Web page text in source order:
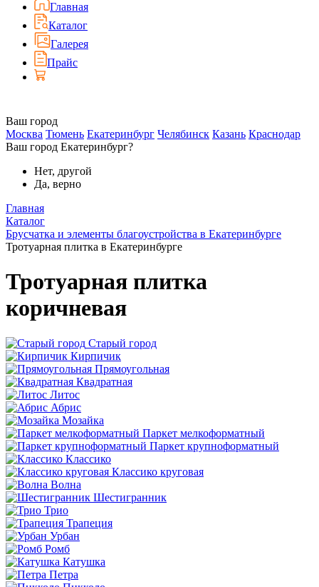
Главная
Каталог
Галерея
Прайс
Ваш город
Москва Тюмень Екатеринбург Челябинск Казань Краснодар
Ваш город Екатеринбург?
Нет, другой
Да, верно
Главная
Каталог
Брусчатка и элементы благоустройства в Екатеринбурге
Тротуарная плитка в Екатеринбурге
Тротуарная плитка
коричневая
Старый город
Кирпичик
Прямоугольная
Квадратная
Литос
Абрис
Мозайка
Паркет мелкоформатный
Паркет крупноформатный
Классико
Классико круговая
Волна
Шестигранник
Трио
Трапеция
Урбан
Ромб
Катушка
Петра